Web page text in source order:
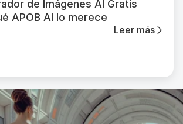
de Imágenes AI Gratis
APOB AI lo merece
Leer más